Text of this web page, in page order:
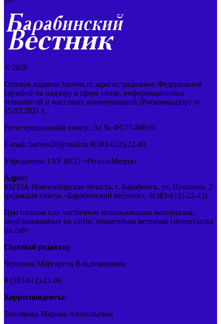
© 2020
Сетевое издание barvest.ru зарегистрировано Федеральной
службой по надзору в сфере связи, информационных
технологий и массовых коммуникаций (Роскомнадзор) от
15.03.2021 г.
Регистрационный номер: Эл № ФС77-80619.
E-mail: barvest20@mail.ru 8(383-612)-22-43.
Учредитель: ГАУ НСО «РегионМедиа»
Адрес:
632334, Новосибирская область, г. Барабинск, ул. Пушкина, 2
(редакция газеты «Барабинский вестник», 8(383-612)-22-43).
При полном или частичном использовании материалов,
опубликованных на сайте, обязательна активная гиперссылка
на сайт
Главный редактор
Чередова Маргарита Владимировна
8 (383-612)-21-00
Корреспонденты:
Теплякова Марина Анатольевна